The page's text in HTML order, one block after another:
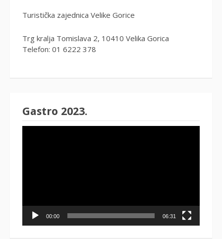
Turistička zajednica Velike Gorice
Trg kralja Tomislava 2, 10410 Velika Gorica
Telefon: 01 6222 378
Gastro 2023.
00:00 06:31